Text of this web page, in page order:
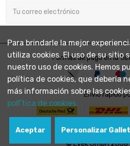
Formas de pago en la
Envío rápido
© Evek GmbH
Para brindarle la mejor
utiliza cookies. El uso de su sitio
nuestro uso de cookies. Hemos
política de cookies, que debería
más información sobre las
polГ­tica de cookies.
Aceptar Personalizar